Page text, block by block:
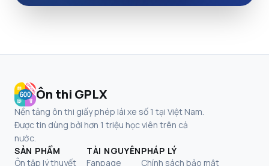
Ôn thi GPLX
Nền tảng ôn thi giấy phép lái xe số 1 tại Việt Nam.
Được tin dùng bởi hơn 1 triệu học viên trên cả
nước.
SẢN PHẨM
Ôn tập lý thuyết
TÀI NGUYÊN
Fanpage
PHÁP LÝ
Chính sách bảo mật